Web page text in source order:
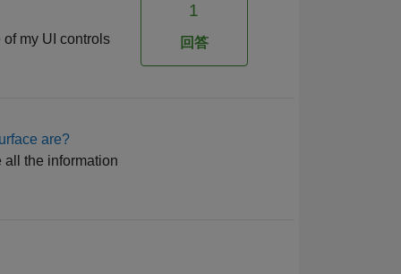
of my UI controls
1
回答
are?
all the information